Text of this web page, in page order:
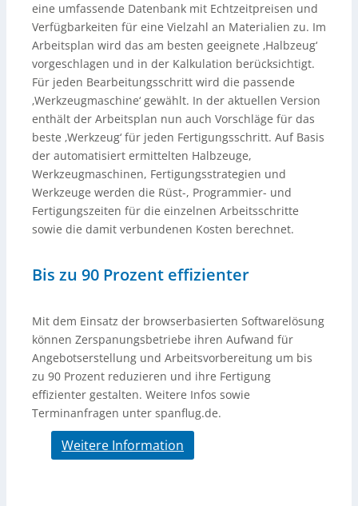
eine umfassende Datenbank mit Echtzeitpreisen und
Verfügbarkeiten für eine Vielzahl an Materialien zu. Im
Arbeitsplan wird das am besten geeignete ‚Halbzeug‘
vorgeschlagen und in der Kalkulation berücksichtigt.
Für jeden Bearbeitungsschritt wird die passende
‚Werkzeugmaschine‘ gewählt. In der aktuellen Version
enthält der Arbeitsplan nun auch Vorschläge für das
beste ‚Werkzeug‘ für jeden Fertigungsschritt. Auf Basis
der automatisiert ermittelten Halbzeuge,
Werkzeugmaschinen, Fertigungsstrategien und
Werkzeuge werden die Rüst-, Programmier- und
Fertigungszeiten für die einzelnen Arbeitsschritte
sowie die damit verbundenen Kosten berechnet.
Bis zu 90 Prozent effizienter
Mit dem Einsatz der browserbasierten Softwarelösung
können Zerspanungsbetriebe ihren Aufwand für
Angebotserstellung und Arbeitsvorbereitung um bis
zu 90 Prozent reduzieren und ihre Fertigung
effizienter gestalten. Weitere Infos sowie
Terminanfragen unter spanflug.de.
Weitere Information